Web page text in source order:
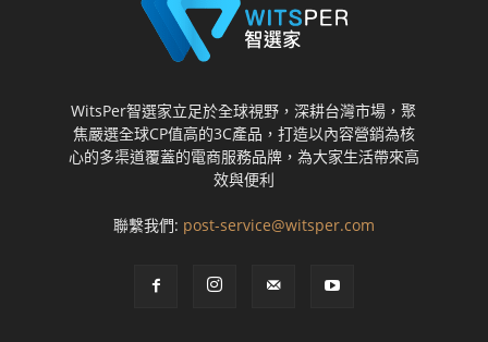
WitsPer智選家立足於全球視野，深耕台灣市場，聚
焦嚴選全球CP值高的3C產品，打造以內容營銷為核
心的多渠道覆蓋的電商服務品牌，為大家生活帶來高
效與便利
聯繫我們: post-service@witsper.com